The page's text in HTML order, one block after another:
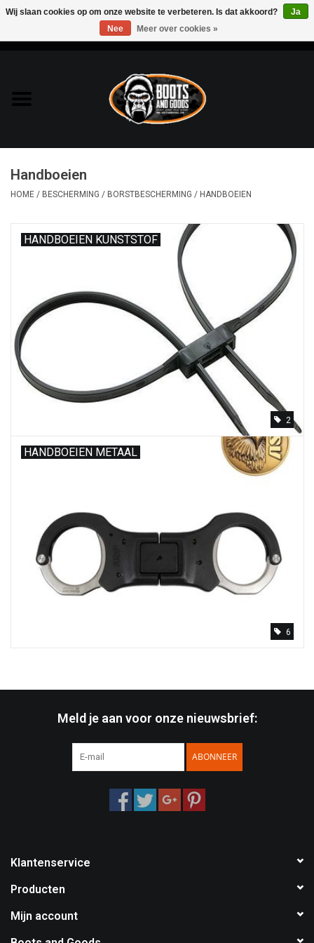
Bags & Packs
Bescherming
Schoenen
Speelgoed
Survival
Boots and Goods Blog !
Handboeien
HOME / BESCHERMING / BORSTBESCHERMING / HANDBOEIEN
HANDBOEIEN KUNSTSTOF
2
HANDBOEIEN METAAL
6
Meld je aan voor onze nieuwsbrief:
ABONNEER
Klantenservice
Producten
Mijn account
Wij slaan cookies op om onze website te verbeteren. Is dat akkoord?
Ja
Nee
Meer over cookies »